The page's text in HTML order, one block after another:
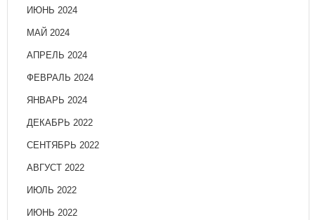
ИЮНЬ 2024
МАЙ 2024
АПРЕЛЬ 2024
ФЕВРАЛЬ 2024
ЯНВАРЬ 2024
ДЕКАБРЬ 2022
СЕНТЯБРЬ 2022
АВГУСТ 2022
ИЮЛЬ 2022
ИЮНЬ 2022